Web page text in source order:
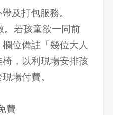
及打包服務。
。若孩童欲一同前
位備註「幾位大人
，以利現場安排孩
場付費。
費